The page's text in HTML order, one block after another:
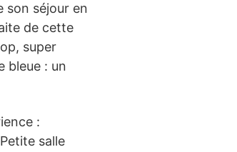
son séjour en
de cette
super
bleue : un
:
salle